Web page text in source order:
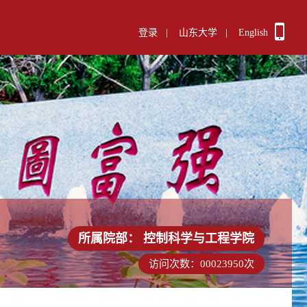
登录 山东大学 English
所属院部： 控制科学与工程学院
访问次数： 00023950次